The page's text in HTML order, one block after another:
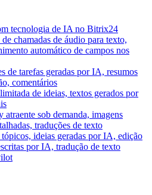
tecnologia de IA no Bitrix24
chamadas de áudio para texto,
automático de campos nos
de tarefas geradas por IA, resumos
comentários
de ideias, textos gerados por
atraente sob demanda, imagens
traduções de texto
tópicos, ideias geradas por IA, edição
por IA, tradução de texto